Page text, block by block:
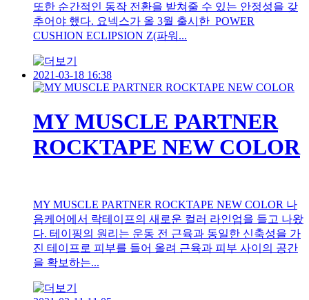
또한 순간적인 동작 전환을 받쳐줄 수 있는 안정성을 갖
추어야 했다. 요넥스가 올 3월 출시한 POWER
CUSHION ECLIPSION Z(파워...
2021-03-18 16:38
MY MUSCLE PARTNER
ROCKTAPE NEW COLOR
MY MUSCLE PARTNER ROCKTAPE NEW COLOR 나
음케어에서 락테이프의 새로운 컬러 라인업을 들고 나왔
다. 테이핑의 원리는 운동 전 근육과 동일한 신축성을 가
진 테이프로 피부를 들어 올려 근육과 피부 사이의 공간
을 확보하는...